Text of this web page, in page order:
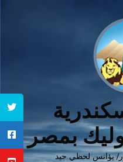
بمصر
يؤانس لحظي جيد